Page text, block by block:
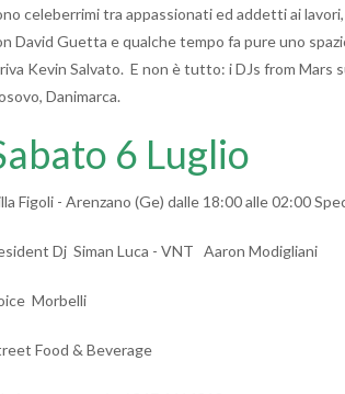
celeberrimi tra appassionati ed addetti ai
David Guetta e qualche tempo fa pure uno
Kevin Salvato. E non è tutto: i DJs from Mars
Danimarca.
6 Luglio
Figoli - Arenzano (Ge) dalle 18:00 alle 02:00
Dj Siman Luca - VNT Aaron Modigliani
Morbelli
Food & Beverage